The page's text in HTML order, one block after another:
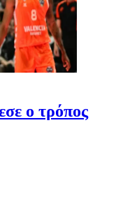
ο τρόπος